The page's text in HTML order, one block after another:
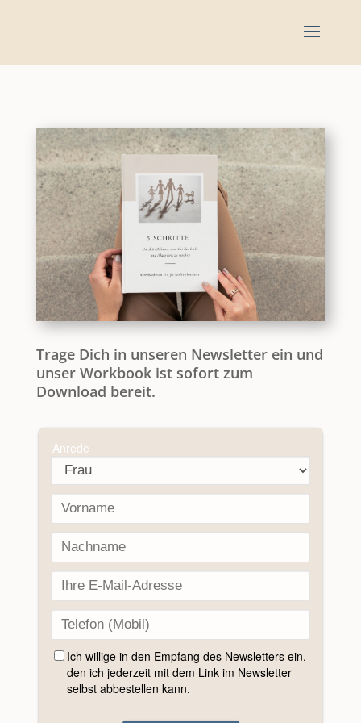
Trage Dich in unseren Newsletter ein und
unser Workbook ist sofort zum
Download bereit.